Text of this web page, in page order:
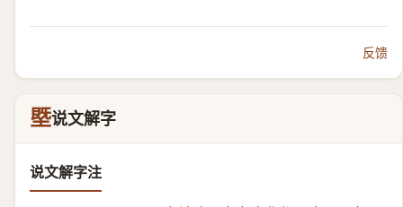
反馈
塈说文解字
说文解字注